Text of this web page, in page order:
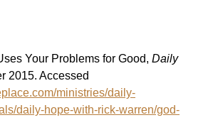
Your Problems for Good, Daily
2015. Accessed
ministries/daily-
daily-hope-with-rick-warren/god-